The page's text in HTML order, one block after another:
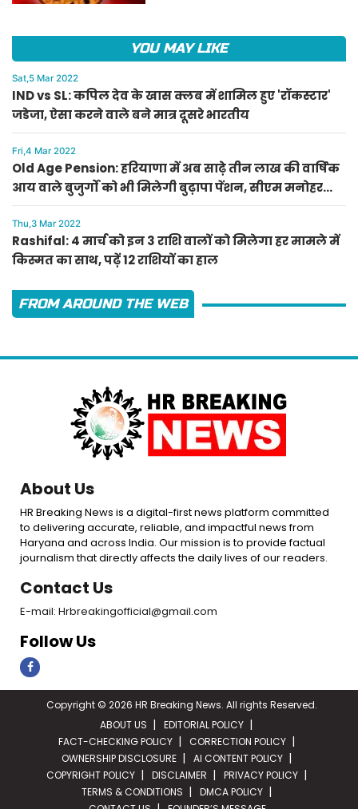
YOU MAY LIKE
Sat,5 Mar 2022
IND vs SL: कपिल देव के खास क्लब में शामिल हुए 'रॉकस्टार'
जडेजा, ऐसा करने वाले बने मात्र दूसरे भारतीय
Fri,4 Mar 2022
Old Age Pension: हरियाणा में अब साढ़े तीन लाख की वार्षिक
आय वाले बुजुर्गों को भी मिलेगी बुढ़ापा पेंशन, सीएम मनोहर
लाल का ऐलान
Thu,3 Mar 2022
Rashifal: 4 मार्च को इन 3 राशि वालों को मिलेगा हर मामले में
किस्मत का साथ, पढ़ें 12 राशियों का हाल
FROM AROUND THE WEB
About Us
HR Breaking News is a digital-first news platform committed
to delivering accurate, reliable, and impactful news from
Haryana and across India. Our mission is to provide factual
journalism that directly affects the daily lives of our readers.
Contact Us
E-mail: Hrbreakingofficial@gmail.com
Follow Us
Copyright © 2026 HR Breaking News. All rights Reserved.
ABOUT US
EDITORIAL POLICY
FACT-CHECKING POLICY
CORRECTION POLICY
OWNERSHIP DISCLOSURE
AI CONTENT POLICY
COPYRIGHT POLICY
DISCLAIMER
PRIVACY POLICY
TERMS & CONDITIONS
DMCA POLICY